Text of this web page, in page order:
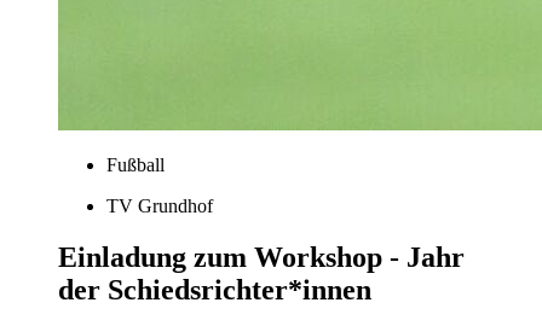
Fußball
TV Grundhof
Einladung zum Workshop - Jahr
der Schiedsrichter*innen